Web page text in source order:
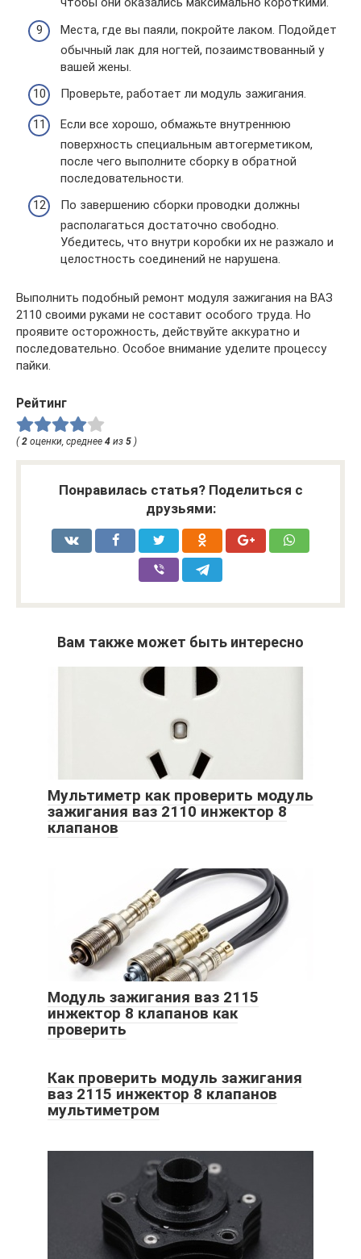
Места, где вы паяли, покройте лаком. Подойдет
обычный лак для ногтей, позаимствованный у
вашей жены.
Проверьте, работает ли модуль зажигания.
Если все хорошо, обмажьте внутреннюю
поверхность специальным автогерметиком,
после чего выполните сборку в обратной
последовательности.
По завершению сборки проводки должны
располагаться достаточно свободно.
Убедитесь, что внутри коробки их не разжало и
целостность соединений не нарушена.
Выполнить подобный ремонт модуля зажигания на ВАЗ
2110 своими руками не составит особого труда. Но
проявите осторожность, действуйте аккуратно и
последовательно. Особое внимание уделите процессу
пайки.
Рейтинг
(2 оценки, среднее 4 из 5 )
Понравилась статья? Поделиться с
друзьями:
Вам также может быть интересно
Мультиметр как проверить модуль
зажигания ваз 2110 инжектор 8
клапанов
Модуль зажигания ваз 2115
инжектор 8 клапанов как
проверить
Как проверить модуль зажигания
ваз 2115 инжектор 8 клапанов
мультиметром